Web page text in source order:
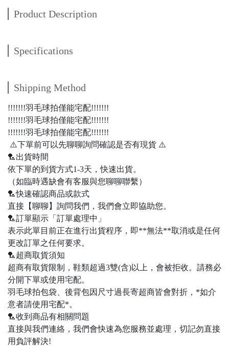
Product Description
Specifications
Shipping Method
!!!!!!!羽毛球拍僅能宅配!!!!!!!
!!!!!!!羽毛球拍僅能宅配!!!!!!!
!!!!!!!羽毛球拍僅能宅配!!!!!!!
⚠️下單前可以先聊聊詢問確認是否有現貨 ⚠️
🏸出貨時間
依下單的到貨方式1-3天，快速出貨。
（如臨時遇缺會有客服與您聊聊聯繫）
🏸快速確認商品或款式
直接【聊聊】詢問我們，我們會立即協助您。
🏸訂單顯示「訂單處理中」
表示此單目前正在進行出貨程序，即**無法**取消或是任何
更改訂單之任何要求。
🏸超商取貨須知
超商有取貨限制，鞋類超過3雙(含)以上，會被拒收。請務必
分開下單或使用宅配。
羽毛球拍包袋、後背包因尺寸過長寄超商皆會對折，*如介
意者請使用宅配*。
🏸收到商品有相關問題
直接與我們連絡，我們會快速為您服務並處理，切記勿直接
用負評解決!